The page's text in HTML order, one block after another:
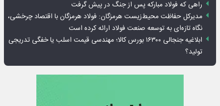
راهی که فولاد مبارکه پس از جنگ در پیش گرفت
مدیرکل حفاظت محیط‌زیست هرمزگان: فولاد هرمزگان با اقتصاد چرخشی،
نگاه تازه‌ای به توسعه صنعت فولاد ارائه کرده است
ابلاغیه جنجالی ۱۶۳۰۰ بورس کالا؛ مهندسی قیمت اسلب یا خفگی تدریجی
تولید؟